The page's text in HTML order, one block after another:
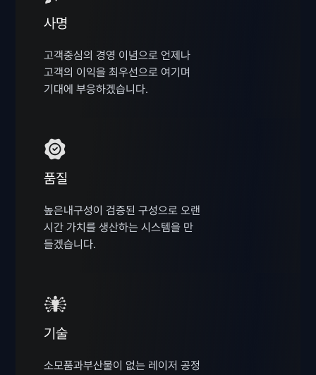
사명
고객중심의 경영 이념으로 언제나
고객의 이익을 최우선으로 여기며
기대에 부응하겠습니다.
품질
높은내구성이 검증된 구성으로 오랜
시간 가치를 생산하는 시스템을 만
들겠습니다.
기술
소모품과부산물이 없는 레이저 공정